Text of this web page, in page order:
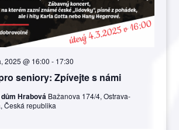
seniory: Zpívejte s námi
2025 @ 16:00 - 17:30
Hrabová Bažanova 174/4, Ostrava-
Česká republika